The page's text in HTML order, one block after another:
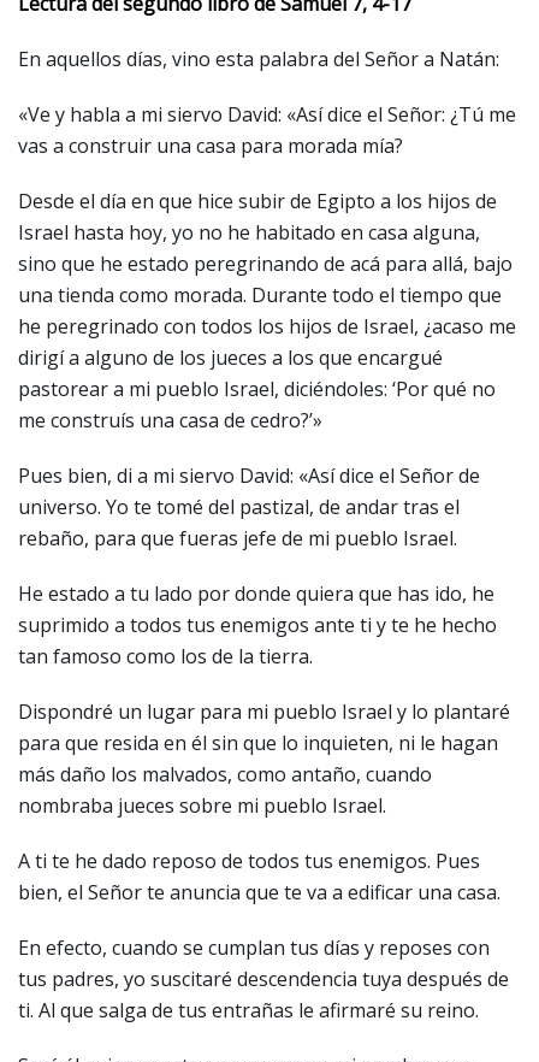
En aquellos días, vino esta palabra del Señor a Natán:
«Ve y habla a mi siervo David: «Así dice el Señor: ¿Tú me
vas a construir una casa para morada mía?
Desde el día en que hice subir de Egipto a los hijos de
Israel hasta hoy, yo no he habitado en casa alguna,
sino que he estado peregrinando de acá para allá, bajo
una tienda como morada. Durante todo el tiempo que
he peregrinado con todos los hijos de Israel, ¿acaso me
dirigí a alguno de los jueces a los que encargué
pastorear a mi pueblo Israel, diciéndoles: ‘Por qué no
me construís una casa de cedro?’»
Pues bien, di a mi siervo David: «Así dice el Señor de
universo. Yo te tomé del pastizal, de andar tras el
rebaño, para que fueras jefe de mi pueblo Israel.
He estado a tu lado por donde quiera que has ido, he
suprimido a todos tus enemigos ante ti y te he hecho
tan famoso como los de la tierra.
Dispondré un lugar para mi pueblo Israel y lo plantaré
para que resida en él sin que lo inquieten, ni le hagan
más daño los malvados, como antaño, cuando
nombraba jueces sobre mi pueblo Israel.
A ti te he dado reposo de todos tus enemigos. Pues
bien, el Señor te anuncia que te va a edificar una casa.
En efecto, cuando se cumplan tus días y reposes con
tus padres, yo suscitaré descendencia tuya después de
ti. Al que salga de tus entrañas le afirmaré su reino.